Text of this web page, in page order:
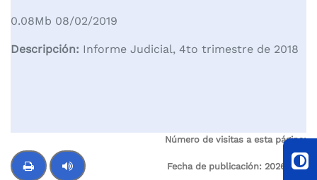
0.08Mb 08/02/2019
Descripción: Informe Judicial, 4to trimestre de 2018
Número de visitas a esta página:
5
Fecha de publicación: 2026-02-